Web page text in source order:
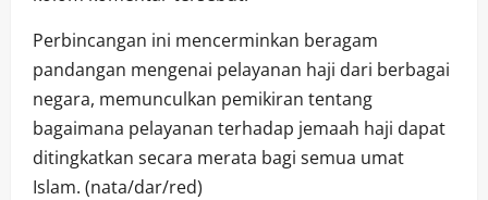
Perbincangan ini mencerminkan beragam
pandangan mengenai pelayanan haji dari berbagai
negara, memunculkan pemikiran tentang
bagaimana pelayanan terhadap jemaah haji dapat
ditingkatkan secara merata bagi semua umat
Islam. (nata/dar/red)